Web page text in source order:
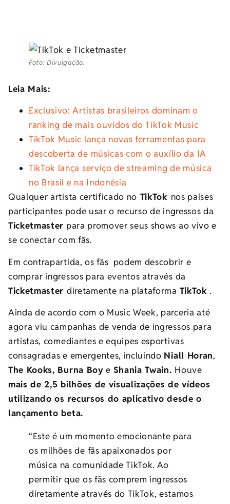
Foto: Divulgação.
Leia Mais:
Exclusivo: Artistas brasileiros dominam o
ranking de mais ouvidos do TikTok Music
TikTok Music lança novas ferramentas para
descoberta de músicas com o auxílio da IA
TikTok lança serviço de streaming de música
no Brasil e na Indonésia
Qualquer artista certificado no TikTok nos países
participantes pode usar o recurso de ingressos da
Ticketmaster para promover seus shows ao vivo e
se conectar com fãs.
Em contrapartida, os fãs podem descobrir e
comprar ingressos para eventos através da
Ticketmaster diretamente na plataforma TikTok .
Ainda de acordo com o Music Week, parceria até
agora viu campanhas de venda de ingressos para
artistas, comediantes e equipes esportivas
consagradas e emergentes, incluindo Niall Horan,
The Kooks, Burna Boy e Shania Twain. Houve
mais de 2,5 bilhões de visualizações de vídeos
utilizando os recursos do aplicativo desde o
lançamento beta.
“Este é um momento emocionante para
os milhões de fãs apaixonados por
música na comunidade TikTok. Ao
permitir que os fãs comprem ingressos
diretamente através do TikTok, estamos